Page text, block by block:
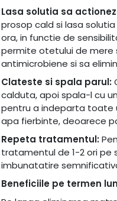
Lasa solutia sa
prosop cald si lasa
ora, in functie de
permite otetului de
antimicrobiene si sa
Clateste si spala parul:
calduta, apoi spala-l cu
pentru a indeparta toate
apa fierbinte, deoarece
Repeta tratamentul:
tratamentul de 1-2 ori pe
imbunatatire
Beneficiile pe termen